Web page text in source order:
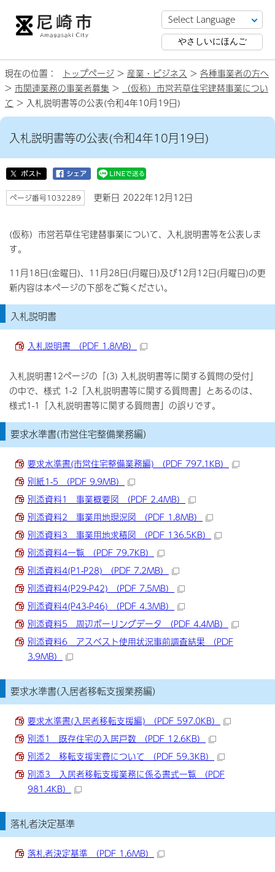
やさしいにほんご
現在の位置： トップページ > 産業・ビジネス > 各種事業者の方へ
> 市関連業務の事業者募集 >
（仮称）市営若草住宅建替事業につい
て > 入札説明書等の公表(令和4年10月19日)
入札説明書等の公表(令和4年10月19日)
ページ番号1032289 更新日 2022年12月12日
(仮称）市営若草住宅建替事業について、入札説明書等を公表しま
す。
11月18日(金曜日)、11月28日(月曜日)及び12月12日(月曜日)の更
新内容は本ページの下部をご覧ください。
入札説明書
入札説明書 （PDF 1.8MB）
入札説明書12ページの「(3) 入札説明書等に関する質問の受付」
の中で、様式 1-2「入札説明書等に関する質問書」とあるのは、
様式1-1「入札説明書等に関する質問書」の誤りです。
要求水準書(市営住宅整備業務編)
要求水準書(市営住宅整備業務編) （PDF 797.1KB）
別紙1-5 （PDF 9.9MB）
別添資料1 事業概要図 （PDF 2.4MB）
別添資料2 事業用地現況図 （PDF 1.8MB）
別添資料3 事業用地求積図 （PDF 136.5KB）
別添資料4一覧 （PDF 79.7KB）
別添資料4(P1-P28) （PDF 7.2MB）
別添資料4(P29-P42) （PDF 7.5MB）
別添資料4(P43-P46) （PDF 4.3MB）
別添資料5 周辺ボーリングデータ （PDF 4.4MB）
別添資料6 アスベスト使用状況事前調査結果 （PDF
3.9MB）
要求水準書(入居者移転支援業務編)
要求水準書(入居者移転支援編) （PDF 597.0KB）
別添1 既存住宅の入居戸数 （PDF 12.6KB）
別添2 移転支援実費について （PDF 59.3KB）
別添3 入居者移転支援業務に係る書式一覧 （PDF
981.4KB）
落札者決定基準
落札者決定基準 （PDF 1.6MB）